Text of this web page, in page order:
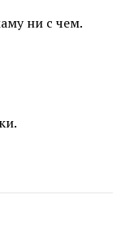
ни с чем.